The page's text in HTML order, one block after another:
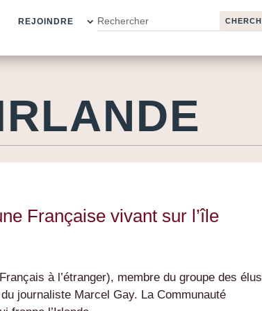
REJOINDRE
Française vivant sur l’île
à l’étranger), membre du groupe des élus
journaliste Marcel Gay. La Communauté